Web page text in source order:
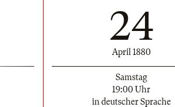
24
April 1880
Samstag
19:00 Uhr
in deutscher Sprache